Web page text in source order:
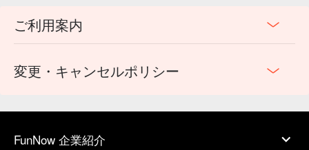
ご利用案内
変更・キャンセルポリシー
FunNow 企業紹介